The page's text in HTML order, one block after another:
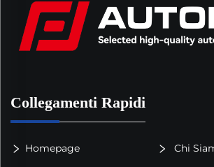
Collegamenti Rapidi
Homepage Chi